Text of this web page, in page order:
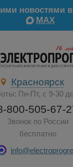
новостями в
MAX
Красноярск
Пн-Пт, с 9-30
800-505-67-
Звонок по России
бесплатно